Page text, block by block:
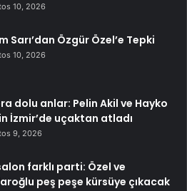
10, 2026
Sarı’dan Özgür Özel’e Tepki
10, 2026
dolu anlar: Pelin Akil ve Hayko
İzmir’de uçaktan atladı
9, 2026
farklı parti: Özel ve
peş peşe kürsüye çıkacak